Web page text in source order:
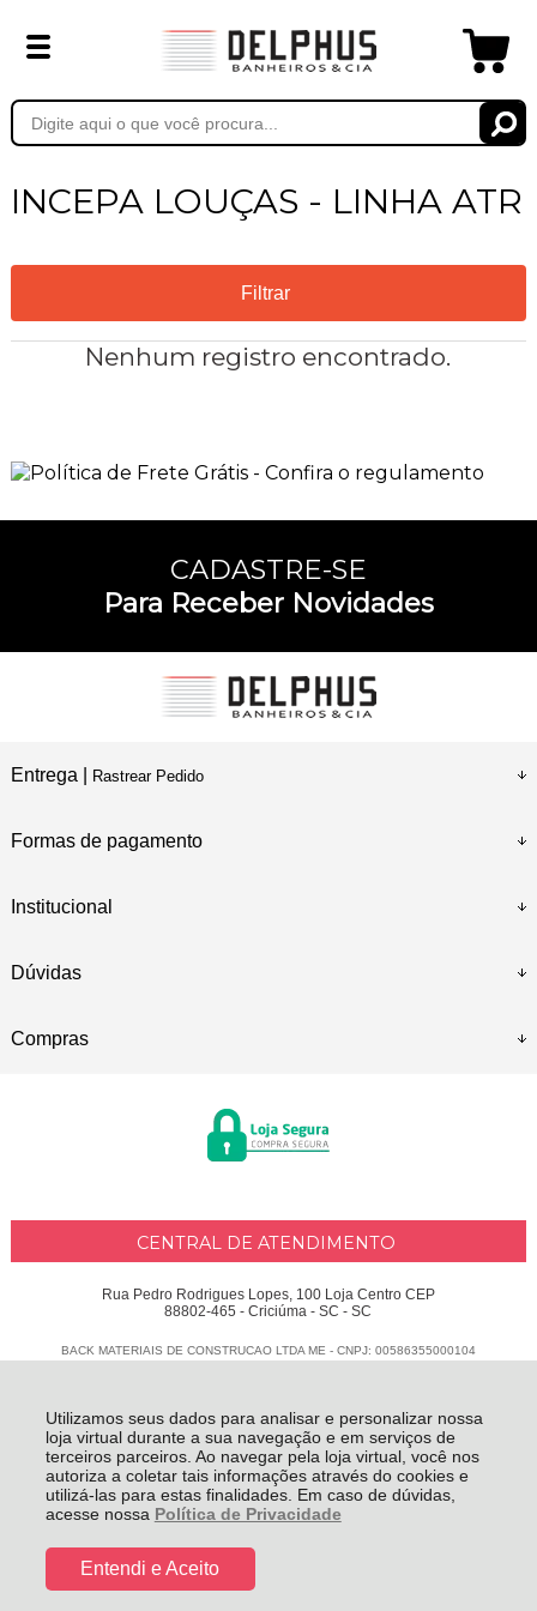
Utilizamos seus dados para analisar e personalizar nossa
loja virtual durante a sua navegação e em serviços de
terceiros parceiros. Ao navegar pela loja virtual, você nos
autoriza a coletar tais informações através do cookies e
utilizá-las para estas finalidades. Em caso de dúvidas,
acesse nossa Política de Privacidade
Entendi e Aceito
INCEPA LOUÇAS - LINHA ATR
Filtrar
Nenhum registro encontrado.
CADASTRE-SE
Para Receber Novidades
Entrega | Rastrear Pedido
Formas de pagamento
Institucional
Dúvidas
Compras
CENTRAL DE ATENDIMENTO
Rua Pedro Rodrigues Lopes, 100 Loja Centro CEP
88802-465 - Criciúma - SC - SC
BACK MATERIAIS DE CONSTRUCAO LTDA ME - CNPJ: 00586355000104